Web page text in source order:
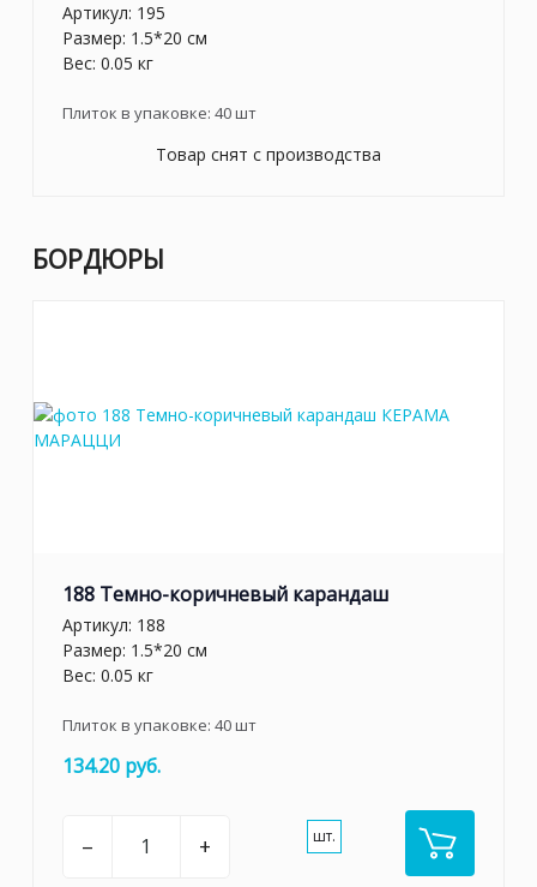
Артикул: 195
Размер: 1.5*20 см
Вес: 0.05 кг
Плиток в упаковке: 40шт
Товар снят с производства
БОРДЮРЫ
188 Темно-коричневый карандаш
Артикул: 188
Размер: 1.5*20 см
Вес: 0.05 кг
Плиток в упаковке: 40шт
134.20 руб.
– + шт.